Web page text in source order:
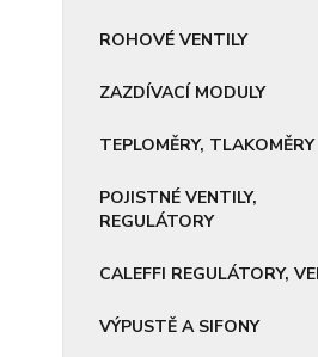
ROHOVÉ VENTILY
ZAZDÍVACÍ MODULY
TEPLOMĚRY, TLAKOMĚRY
POJISTNÉ VENTILY,
REGULÁTORY
CALEFFI REGULÁTORY,
VÝPUSTĚ A SIFONY